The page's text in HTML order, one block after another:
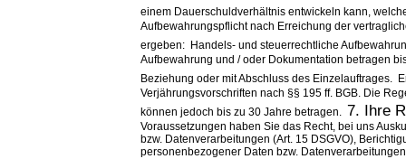
einem Dauerschuldverhältnis entwickeln kann,
Aufbewahrungspflicht nach Erreichung der
ergeben: Handels- und steuerrechtliche
Aufbewahrung und /oder Dokumentation betragen
Beziehung oder mitAbschluss des Einzelauftrages.
Verjährungsvorschriften nach §§ 195 ff. BGB. Die
können jedoch bis zu 30 Jahre betragen. 7. Ihre
Voraussetzungen haben Sie das Recht, bei uns
bzw. Datenverarbeitungen (Art. 15 DSGVO),
personenbezogener Daten bzw.